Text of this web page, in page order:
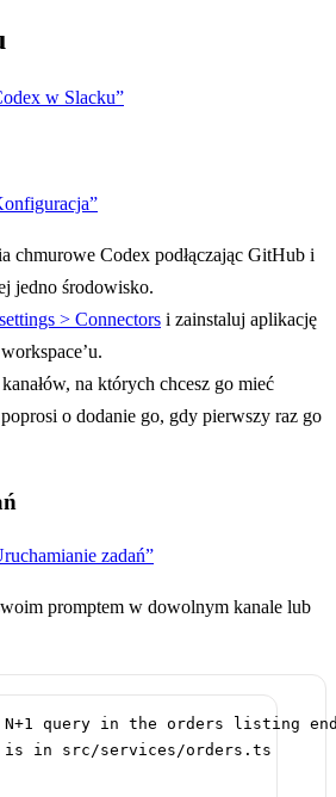
w Slacku”
chmurowe Codex podłączając GitHub i
jedno środowisko.
> Connectors i zainstaluj aplikację
na których chcesz go mieć
o dodanie go, gdy pierwszy raz go
zadań”
promptem w dowolnym kanale lub
N+1 query in the orders listing
is in src/services/orders.ts